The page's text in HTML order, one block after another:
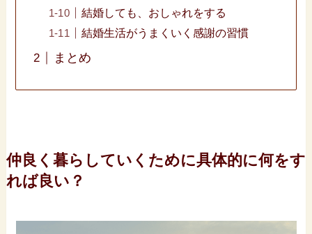
結婚しても、おしゃれをする
結婚生活がうまくいく感謝の習慣
まとめ
仲良く暮らしていくために具体的に何をす
れば良い？